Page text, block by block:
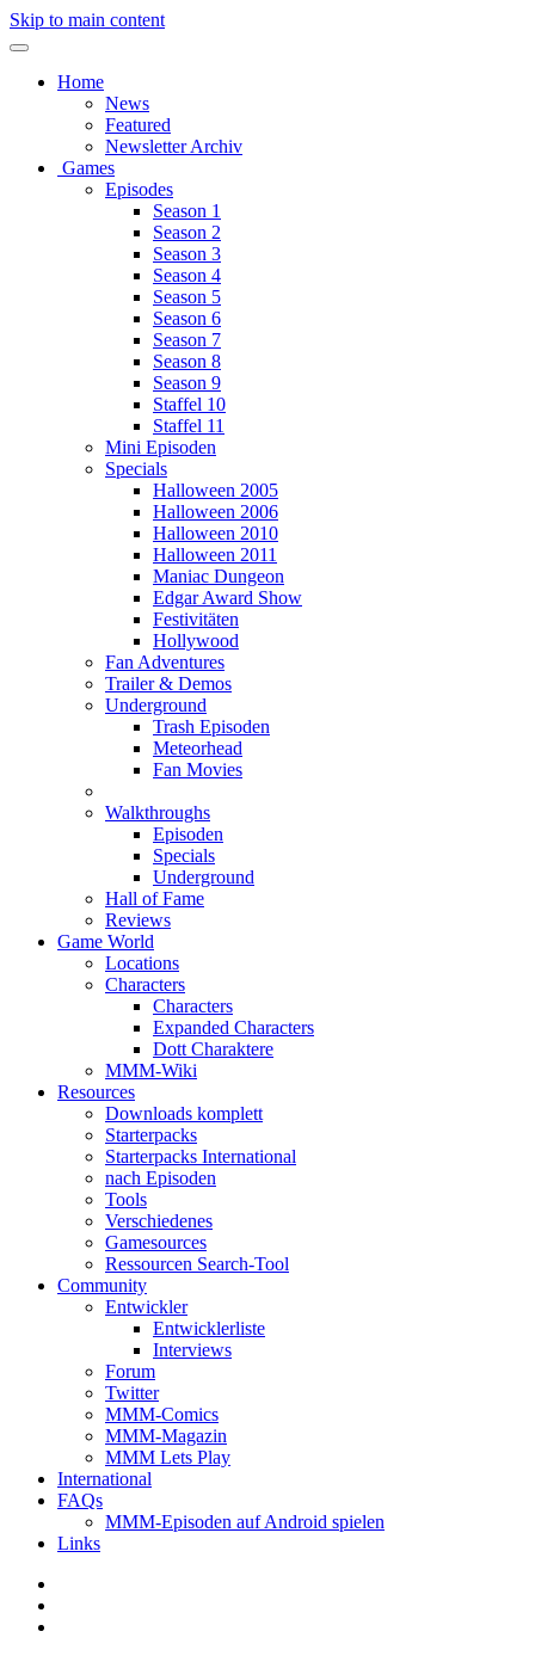
Skip to main content
Home
News
Featured
Newsletter Archiv
Games
Episodes
Season 1
Season 2
Season 3
Season 4
Season 5
Season 6
Season 7
Season 8
Season 9
Staffel 10
Staffel 11
Mini Episoden
Specials
Halloween 2005
Halloween 2006
Halloween 2010
Halloween 2011
Maniac Dungeon
Edgar Award Show
Festivitäten
Hollywood
Fan Adventures
Trailer & Demos
Underground
Trash Episoden
Meteorhead
Fan Movies
Walkthroughs
Episoden
Specials
Underground
Hall of Fame
Reviews
Game World
Locations
Characters
Characters
Expanded Characters
Dott Charaktere
MMM-Wiki
Resources
Downloads komplett
Starterpacks
Starterpacks International
nach Episoden
Tools
Verschiedenes
Gamesources
Ressourcen Search-Tool
Community
Entwickler
Entwicklerliste
Interviews
Forum
Twitter
MMM-Comics
MMM-Magazin
MMM Lets Play
International
FAQs
MMM-Episoden auf Android spielen
Links